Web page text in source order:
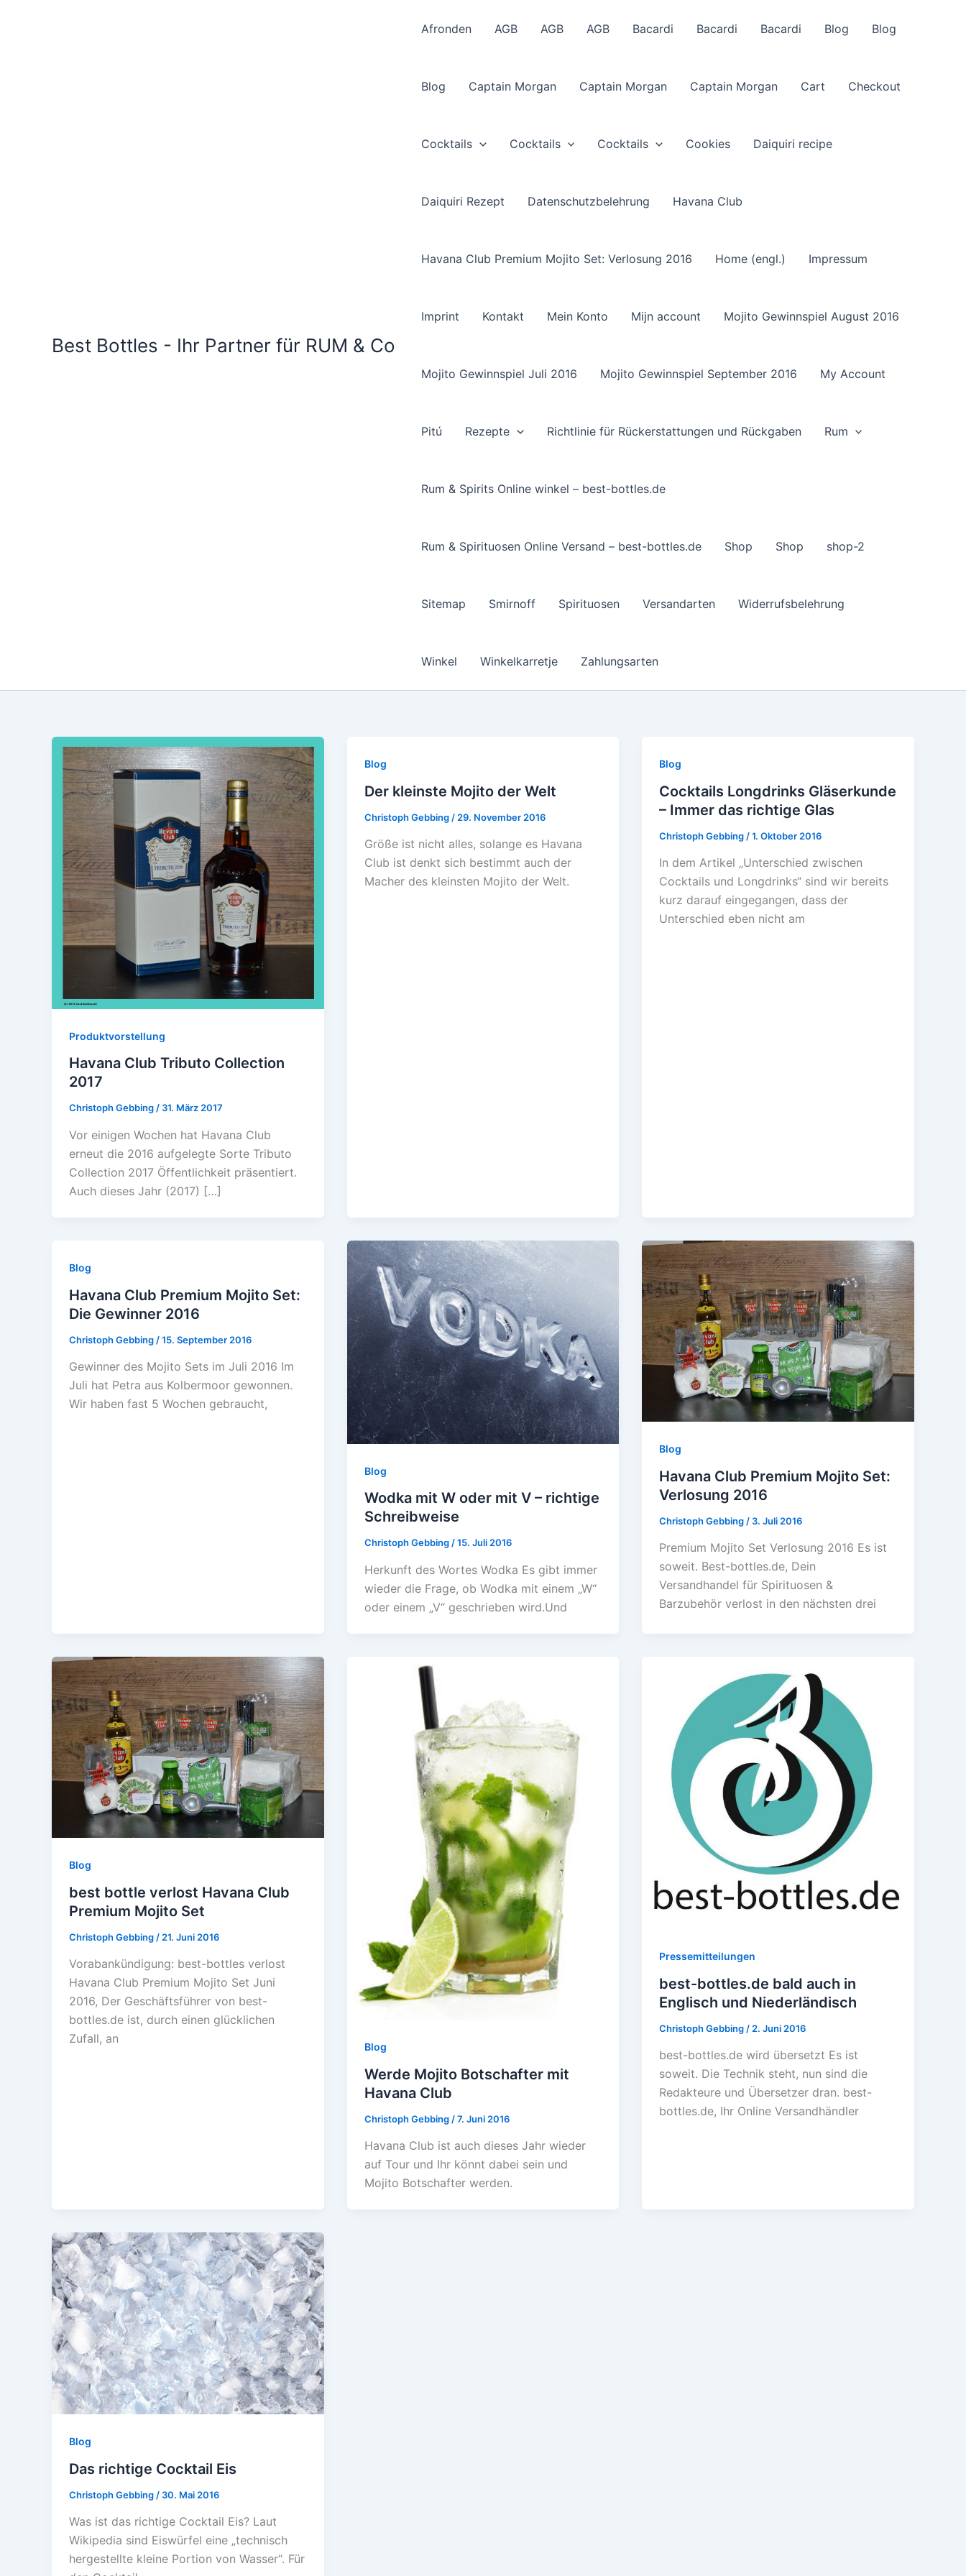
Best Bottles - Ihr Partner für RUM & Co
Afronden AGB AGB AGB Bacardi Bacardi Bacardi Blog Blog
Blog Captain Morgan Captain Morgan Captain Morgan Cart Checkout
Cocktails Cocktails Cocktails Cookies Daiquiri recipe
Daiquiri Rezept Datenschutzbelehrung Havana Club
Havana Club Premium Mojito Set: Verlosung 2016 Home (engl.) Impressum
Imprint Kontakt Mein Konto Mijn account Mojito Gewinnspiel August 2016
Mojito Gewinnspiel Juli 2016 Mojito Gewinnspiel September 2016 My Account
Pitú Rezepte Richtlinie für Rückerstattungen und Rückgaben Rum
Rum & Spirits Online winkel – best-bottles.de
Rum & Spirituosen Online Versand – best-bottles.de Shop Shop shop-2
Sitemap Smirnoff Spirituosen Versandarten Widerrufsbelehrung
Winkel Winkelkarretje Zahlungsarten
Produktvorstellung
Havana Club Tributo Collection
2017
Christoph Gebbing/ 31. März 2017
Vor einigen Wochen hat Havana Club
erneut die 2016 aufgelegte Sorte Tributo
Collection 2017 Öffentlichkeit präsentiert.
Auch dieses Jahr (2017) […]
Blog
Der kleinste Mojito der Welt
Christoph Gebbing / 29. November 2016
Größe ist nicht alles, solange es Havana
Club ist denkt sich bestimmt auch der
Macher des kleinsten Mojito der Welt.
Blog
Cocktails Longdrinks Gläserkunde
– Immer das richtige Glas
Christoph Gebbing /1. Oktober 2016
In dem Artikel „Unterschied zwischen
Cocktails und Longdrinks“ sind wir bereits
kurz darauf eingegangen, dass der
Unterschied eben nicht am
Blog
Havana Club Premium Mojito Set:
Die Gewinner 2016
Christoph Gebbing /15. September 2016
Gewinner des Mojito Sets im Juli 2016 Im
Juli hat Petra aus Kolbermoor gewonnen.
Wir haben fast 5 Wochen gebraucht,
Blog
Wodka mit W oder mit V – richtige
Schreibweise
Christoph Gebbing/15. Juli 2016
Herkunft des Wortes Wodka Es gibt immer
wieder die Frage, ob Wodka mit einem „W“
oder einem „V“ geschrieben wird.Und
Blog
Havana Club Premium Mojito Set:
Verlosung 2016
Christoph Gebbing / 3. Juli 2016
Premium Mojito Set Verlosung 2016 Es ist
soweit. Best-bottles.de, Dein
Versandhandel für Spirituosen &
Barzubehör verlost in den nächsten drei
Blog
best bottle verlost Havana Club
Premium Mojito Set
Christoph Gebbing / 21. Juni 2016
Vorabankündigung: best-bottles verlost
Havana Club Premium Mojito Set Juni
2016, Der Geschäftsführer von best-
bottles.de ist, durch einen glücklichen
Zufall, an
Blog
Werde Mojito Botschafter mit
Havana Club
Christoph Gebbing /7. Juni 2016
Havana Club ist auch dieses Jahr wieder
auf Tour und Ihr könnt dabei sein und
Mojito Botschafter werden.
Pressemitteilungen
best-bottles.de bald auch in
Englisch und Niederländisch
Christoph Gebbing / 2. Juni 2016
best-bottles.de wird übersetzt Es ist
soweit. Die Technik steht, nun sind die
Redakteure und Übersetzer dran. best-
bottles.de, Ihr Online Versandhändler
Blog
Das richtige Cocktail Eis
Christoph Gebbing / 30. Mai 2016
Was ist das richtige Cocktail Eis? Laut
Wikipedia sind Eiswürfel eine „technisch
hergestellte kleine Portion von Wasser“. Für